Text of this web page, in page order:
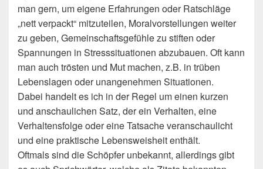
man gern, um eigene Erfahrungen oder Ratschläge
„nett verpackt“ mitzuteilen, Moralvorstellungen weiter
zu geben, Gemeinschaftsgefühle zu stiften oder
Spannungen in Stresssituationen abzubauen. Oft kann
man auch trösten und Mut machen, z.B. in trüben
Lebenslagen oder unangenehmen Situationen.
Dabei handelt es ich in der Regel um einen kurzen
und anschaulichen Satz, der ein Verhalten, eine
Verhaltensfolge oder eine Tatsache veranschaulicht
und eine praktische Lebensweisheit enthält.
Oftmals sind die Schöpfer unbekannt, allerdings gibt